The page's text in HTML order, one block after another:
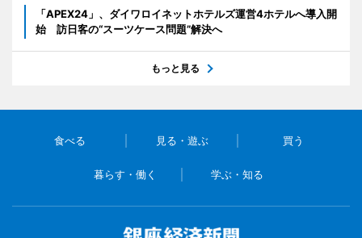
「APEX24」、ダイワロイネットホテルズ運営4ホテルへ導入開
始 訪日客の“スーツケース問題”解決へ
もっと見る
食べる 見る・遊ぶ 買う
暮らす・働く 学ぶ・知る